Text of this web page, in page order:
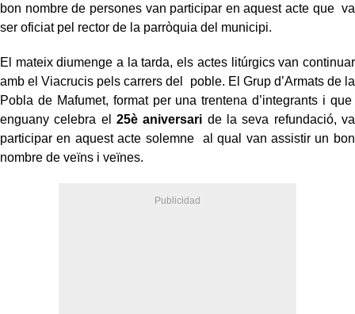
bon nombre de persones van participar en aquest acte que va
ser oficiat pel rector de la parròquia del municipi.
El mateix diumenge a la tarda, els actes litúrgics van continuar
amb el Viacrucis pels carrers del poble. El Grup d’Armats de la
Pobla de Mafumet, format per una trentena d’integrants i que
enguany celebra el 25è aniversari de la seva refundació, va
participar en aquest acte solemne al qual van assistir un bon
nombre de veïns i veïnes.